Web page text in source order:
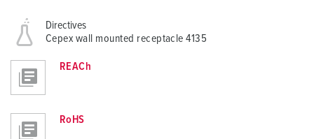
Directives
Cepex wall mounted receptacle 4135
REACh
RoHS